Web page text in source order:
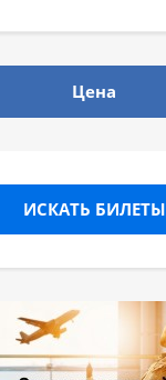
Цена
ИСКАТЬ БИЛЕТЫ